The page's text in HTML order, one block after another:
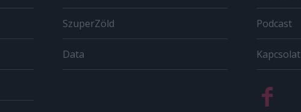
SzuperZöld
Data
Podcast
Kapcsolat